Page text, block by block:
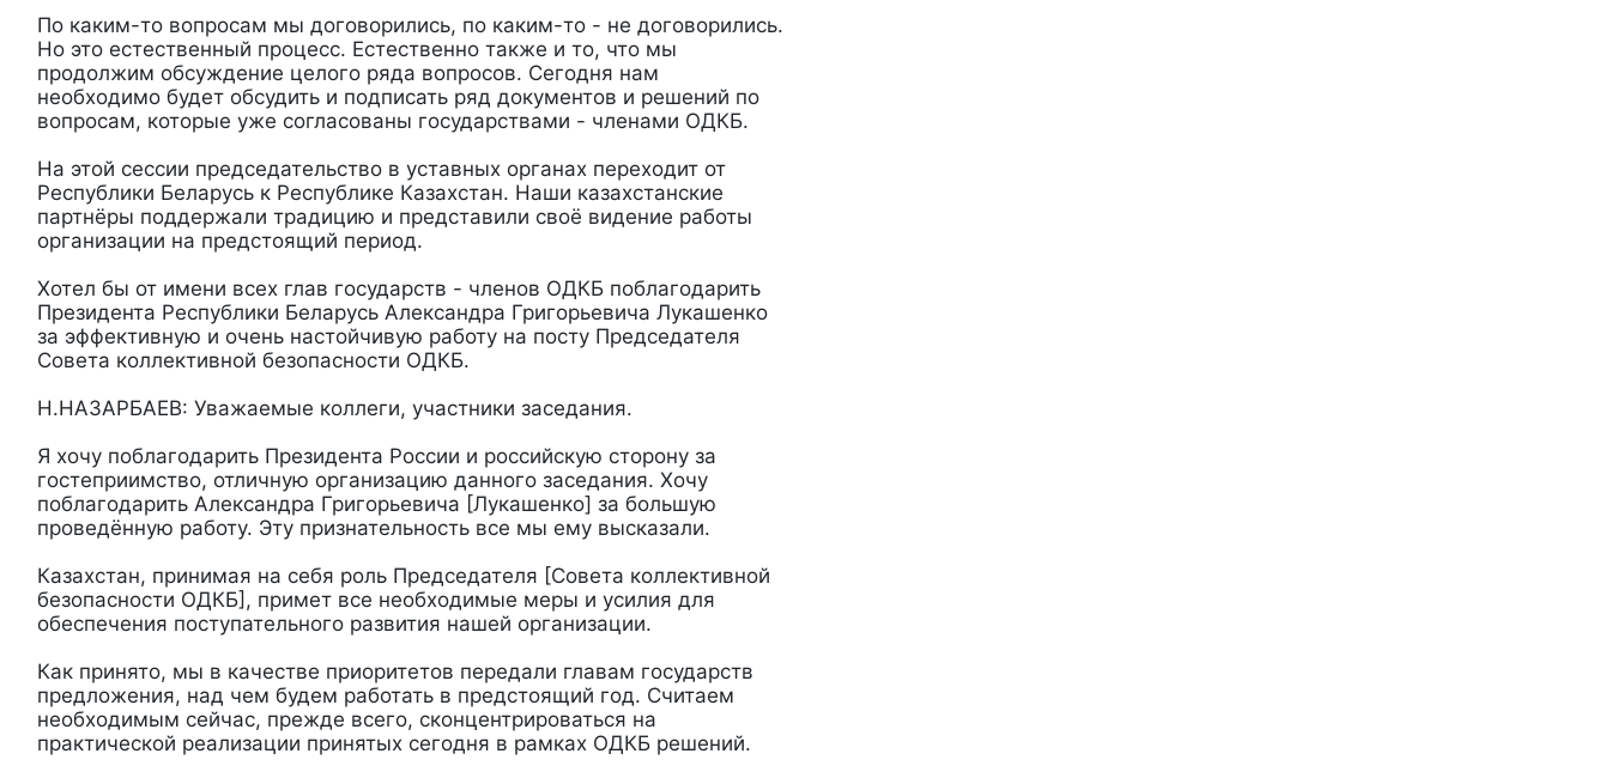
По каким-то вопросам мы договорились, по каким-то - не договорились.
Но это естественный процесс. Естественно также и то, что мы
продолжим обсуждение целого ряда вопросов. Сегодня нам
необходимо будет обсудить и подписать ряд документов и решений по
вопросам, которые уже согласованы государствами - членами ОДКБ.
На этой сессии председательство в уставных органах переходит от
Республики Беларусь к Республике Казахстан. Наши казахстанские
партнёры поддержали традицию и представили своё видение работы
организации на предстоящий период.
Хотел бы от имени всех глав государств - членов ОДКБ поблагодарить
Президента Республики Беларусь Александра Григорьевича Лукашенко
за эффективную и очень настойчивую работу на посту Председателя
Совета коллективной безопасности ОДКБ.
Н.НАЗАРБАЕВ: Уважаемые коллеги, участники заседания.
Я хочу поблагодарить Президента России и российскую сторону за
гостеприимство, отличную организацию данного заседания. Хочу
поблагодарить Александра Григорьевича [Лукашенко] за большую
проведённую работу. Эту признательность все мы ему высказали.
Казахстан, принимая на себя роль Председателя [Совета коллективной
безопасности ОДКБ], примет все необходимые меры и усилия для
обеспечения поступательного развития нашей организации.
Как принято, мы в качестве приоритетов передали главам государств
предложения, над чем будем работать в предстоящий год. Считаем
необходимым сейчас, прежде всего, сконцентрироваться на
практической реализации принятых сегодня в рамках ОДКБ решений.